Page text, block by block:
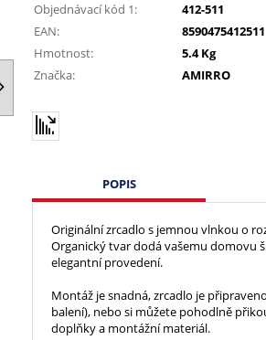
Objednávací kód 1:
412-511
EAN:
8590475412511
Hmotnost:
5.4 Kg
Značka:
AMIRRO
POPIS
Originální zrcadlo s jemnou vlnkou o
Organický tvar dodá vašemu domovu
elegantní provedení.
Montáž je snadná, zrcadlo je
balení), nebo si můžete pohodlně
doplňky a montážní materiál.